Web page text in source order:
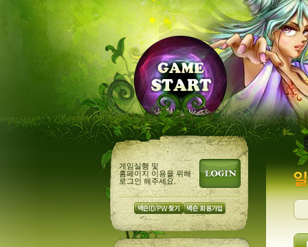
게임실행 및
홈페이지 이용을 위해
로그인 해주세요.